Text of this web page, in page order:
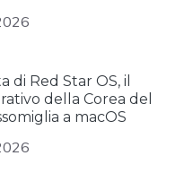
di Red Star OS, il
della Corea del
a macOS